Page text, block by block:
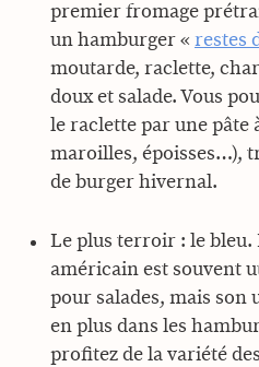
premier fromage
un hamburger « restes
moutarde, raclette,
doux et salade. Vous
le raclette par une pâte
maroilles, époisses…),
de burger hivernal.
Le plus terroir : le bleu.
américain est souvent
pour salades, mais son
en plus dans les
profitez de la variété